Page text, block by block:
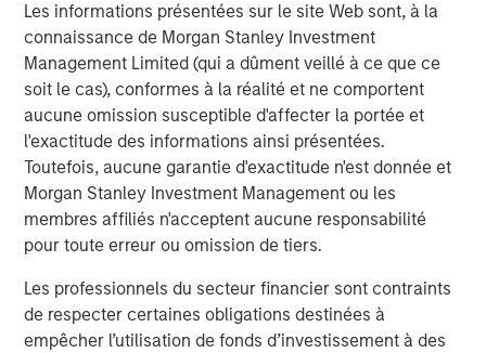
Les informations présentées sur le site Web sont, à la
connaissance de Morgan Stanley Investment
Management Limited (qui a dûment veillé à ce que ce
soit le cas), conformes à la réalité et ne comportent
aucune omission susceptible d'affecter la portée et
l'exactitude des informations ainsi présentées.
Toutefois, aucune garantie d'exactitude n'est donnée et
Morgan Stanley Investment Management ou les
membres affiliés n'acceptent aucune responsabilité
pour toute erreur ou omission de tiers.
Les professionnels du secteur financier sont contraints
de respecter certaines obligations destinées à
empêcher l’utilisation de fonds d’investissement à des
Tokens will come before the application.
Download – Big Picture – Artificial
Intelligence
Équipe Actions Marchés Émergents
The Emerging Markets Equity team combines deep
expertise and local presence in global markets with an
to invest in core and growth-oriented portfolios across
non-U.S. markets.